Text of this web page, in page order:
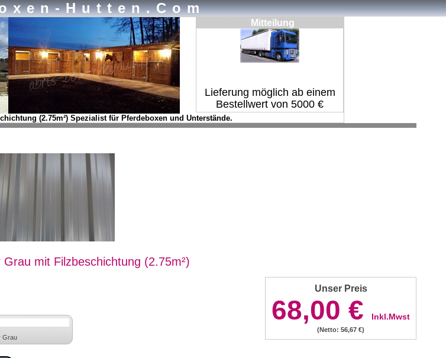
Hutten.com
Mitteilung
Lieferung möglich ab einem
Bestellwert von 5000 €
(2.75m²) Spezialist für Pferdeboxen und Unterstände.
mit Filzbeschichtung (2.75m²)
Unser Preis
68,00 € Inkl.Mwst
(Netto: 56,67 €)
Grau